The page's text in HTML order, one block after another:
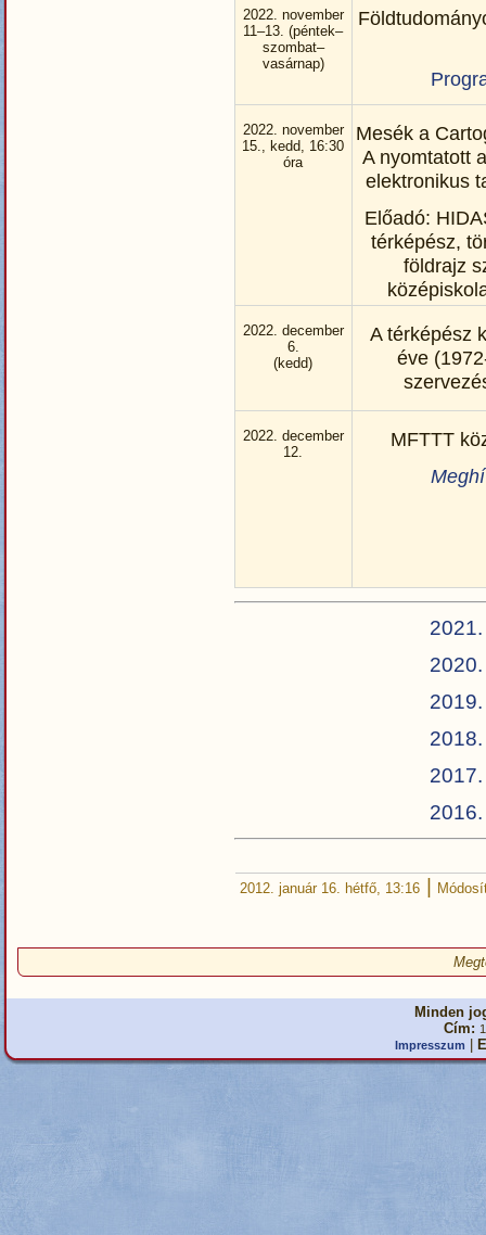
2022. november
11–13. (péntek–
szombat–
vasárnap)
2022. november
15., kedd, 16:30
óra
Mesék a
A nyomtatott
elektronikus
Előadó:
térképész,
földrajz
2022. december
6.
(kedd)
A térképész
éve
2022. december
12.
MFTTT
2012. január 16. hétfő, 13:16 |
Minden
Cím:
Impresszum